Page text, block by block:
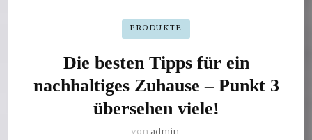
PRODUKTE
Die besten Tipps für ein
nachhaltiges Zuhause – Punkt 3
übersehen viele!
vonadmin